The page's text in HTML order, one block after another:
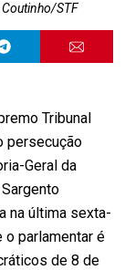
STF
Tribunal
persecução
Geral da
na última sexta-
o parlamentar é
de 8 de